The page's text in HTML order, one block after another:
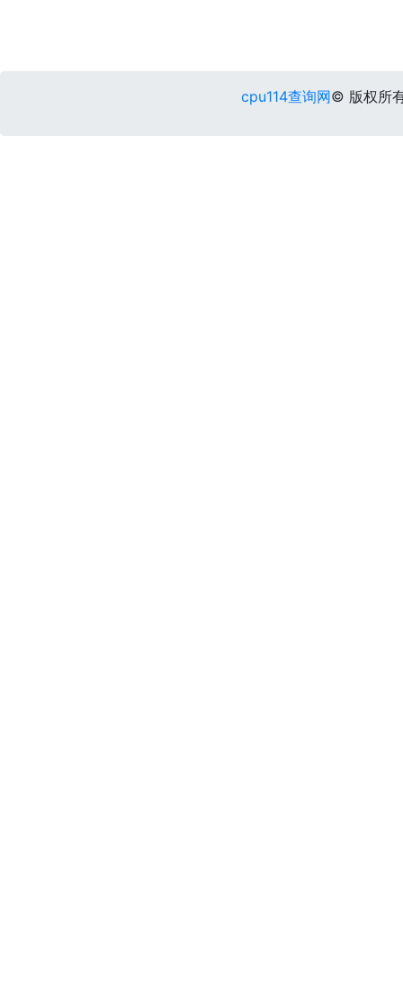
cpu114查询网© 版权所